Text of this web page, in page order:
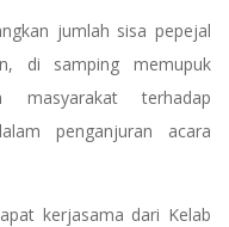
jumlah sisa pepejal
di samping memupuk
terhadap
penganjuran acara
kerjasama dari Kelab